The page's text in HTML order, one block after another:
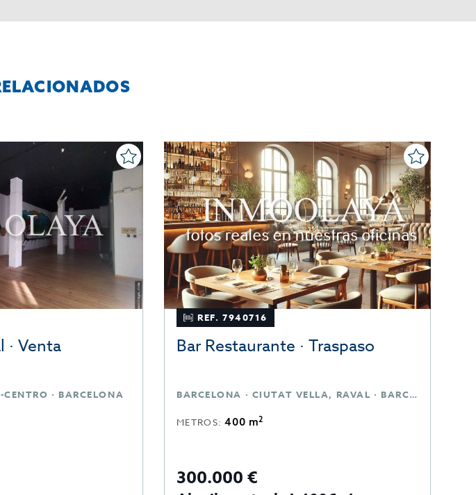
· Venta
· BARCELONA
REF. 7940716
Bar Restaurante · Traspaso
BARCELONA · CIUTAT VELLA, RAVAL · BARCELONA
METROS:400 m2
300.000 €